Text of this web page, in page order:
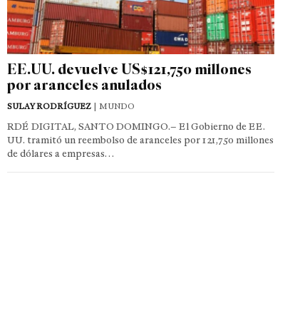
EE.UU. devuelve US$121,750 millones
por aranceles anulados
SULAY RODRÍGUEZ | MUNDO
RDÉ DIGITAL, SANTO DOMINGO.– El Gobierno de EE.
UU. tramitó un reembolso de aranceles por 121,750 millones
de dólares a empresas…